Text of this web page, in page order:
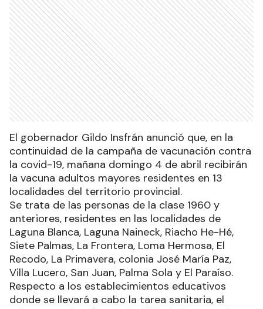
El gobernador Gildo Insfrán anunció que, en la
continuidad de la campaña de vacunación contra
la covid-19, mañana domingo 4 de abril recibirán
la vacuna adultos mayores residentes en 13
localidades del territorio provincial.
Se trata de las personas de la clase 1960 y
anteriores, residentes en las localidades de
Laguna Blanca, Laguna Naineck, Riacho He-Hé,
Siete Palmas, La Frontera, Loma Hermosa, El
Recodo, La Primavera, colonia José María Paz,
Villa Lucero, San Juan, Palma Sola y El Paraíso.
Respecto a los establecimientos educativos
donde se llevará a cabo la tarea sanitaria, el